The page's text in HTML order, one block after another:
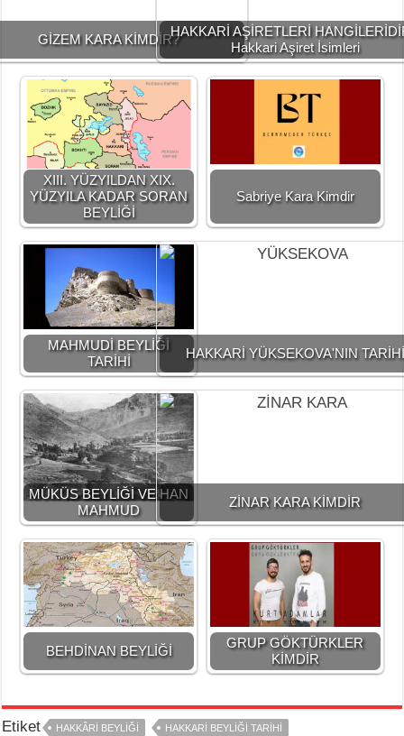
GİZEM KARA KİMDİR?
HAKKARİ AŞİRETLERİ
Hakkari Aşiret İsimleri
XIII. YÜZYILDAN XIX.
YÜZYILA KADAR SORAN
BEYLİĞİ
Sabriye Kara Kimdir
MAHMUDİ BEYLİĞİ
TARİHİ
HAKKARİ YÜKSEKOVA'NIN TARİHİ
MÜKÜS BEYLİĞİ VE HAN
MAHMUD
ZİNAR KARA KİMDİR
BEHDİNAN BEYLİĞİ
GRUP GÖKTÜRKLER
KİMDİR
Etiket HAKKÂRI BEYLIĞI
HAKKARİ BEYLİĞİ TARİHİ